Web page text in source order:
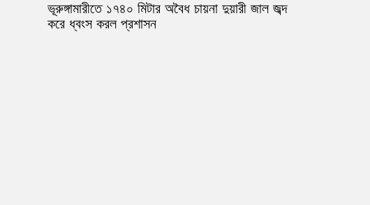
ভূরুঙ্গামারীতে ১৭৪০ মিটার অবৈধ চায়না দুয়ারী জাল জব্দ
করে ধ্বংস করল প্রশাসন